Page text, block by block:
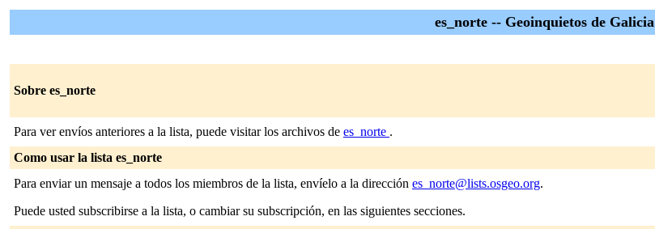
es_norte -- Geoinquietos de Galicia
Sobre es_norte
Para ver envíos anteriores a la lista, puede visitar los archivos de es_norte .
Como usar la lista es_norte
Para enviar un mensaje a todos los miembros de la lista, envíelo a la dirección es_norte@lists.osgeo.org.
Puede usted subscribirse a la lista, o cambiar su subscripción, en las siguientes secciones.